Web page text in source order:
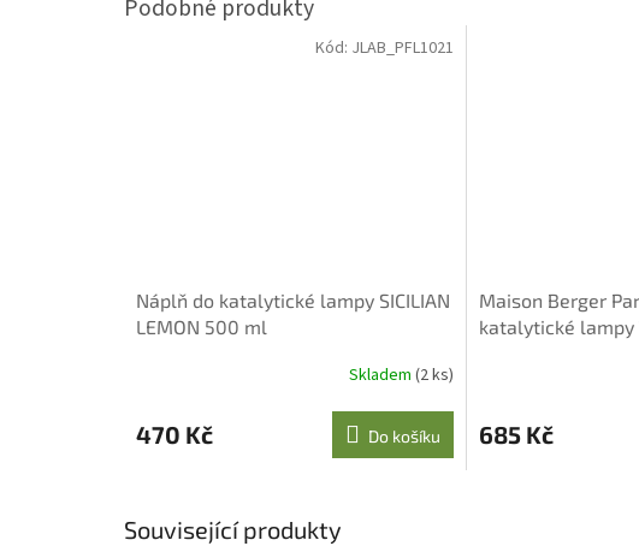
Náplň do katalytické lampy SICILIAN
LEMON 500 ml
Skladem (2 ks)
470 Kč Do košíku
Kód: JLAB_PFL1021
Maison Berger
katalytické lampy
685 Kč
Související produkty